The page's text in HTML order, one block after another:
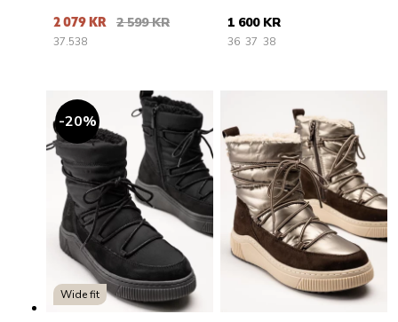
2 079 KR 2 599 KR
37.538
1 600 KR
36 37 38
20%
Wide fit